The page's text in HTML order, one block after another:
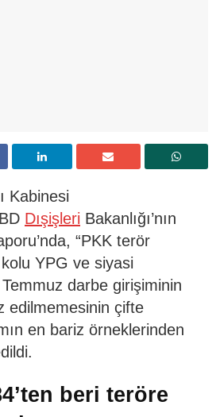
Kabinesi
Dışişleri Bakanlığı’nın
“PKK terör
YPG ve siyasi
darbe girişiminin
edilmemesinin çifte
en bariz örneklerinden
beri teröre